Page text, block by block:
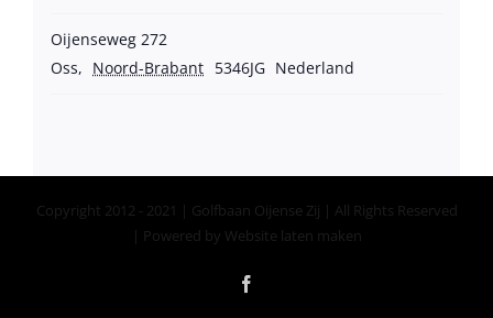
Oijenseweg 272
Oss, Noord-Brabant 5346JG Nederland
Copyright 2012 - 2021 | Golfbaan Oijense Zij | All Rights Reserved
| Powered by Website laten maken